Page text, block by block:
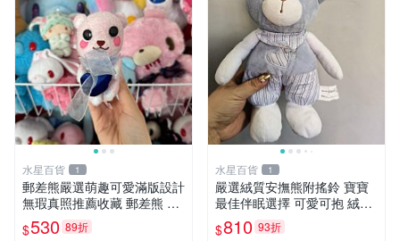
水星百貨 1
郵差熊嚴選萌趣可愛滿版設計
無瑕真照推薦收藏 郵差熊 熊
抱枕 紅薯啵啵間
$530 89折
水星百貨 1
嚴選絨質安撫熊附搖鈴 寶寶
最佳伴眠選擇 可愛可抱 絨毛
玩具 安撫熊 嬰兒用
$810 93折